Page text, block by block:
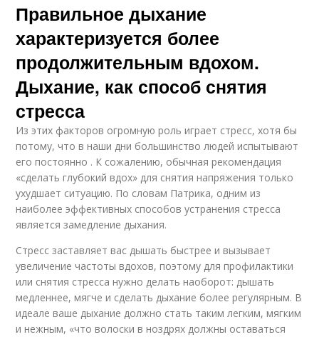
Правильное дыхание
характеризуется более
продолжительным вдохом.
Дыхание, как способ снятия
стресса
Из этих факторов огромную роль играет стресс, хотя бы
потому, что в наши дни большинство людей испытывают
его постоянно . К сожалению, обычная рекомендация
«сделать глубокий вдох» для снятия напряжения только
ухудшает ситуацию. По словам Патрика, одним из
наиболее эффективных способов устранения стресса
является замедление дыхания.
Стресс заставляет вас дышать быстрее и вызывает
увеличение частоты вдохов, поэтому для профилактики
или снятия стресса нужно делать наоборот: дышать
медленнее, мягче и сделать дыхание более регулярным. В
идеале ваше дыхание должно стать таким легким, мягким
и нежным, «что волоски в ноздрях должны оставаться